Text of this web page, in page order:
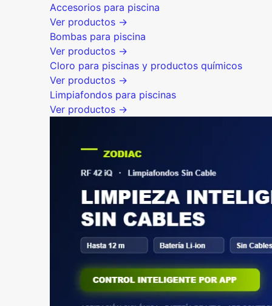
Accesorios para piscina
Ver productos →
Bombas para piscina
Ver productos →
Cloro para piscinas y productos químicos
Ver productos →
Limpiafondos para piscinas
Ver productos →